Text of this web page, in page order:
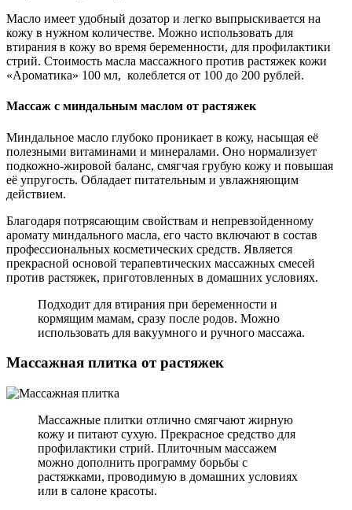
Масло имеет удобный дозатор и легко выпрыскивается на
кожу в нужном количестве. Можно использовать для
втирания в кожу во время беременности, для профилактики
стрий. Стоимость масла массажного против растяжек кожи
«Ароматика» 100 мл, колеблется от 100 до 200 рублей.
Массаж с миндальным маслом от растяжек
Миндальное масло глубоко проникает в кожу, насыщая её
полезными витаминами и минералами. Оно нормализует
подкожно-жировой баланс, смягчая грубую кожу и повышая
её упругость. Обладает питательным и увлажняющим
действием.
Благодаря потрясающим свойствам и непревзойденному
аромату миндального масла, его часто включают в состав
профессиональных косметических средств. Является
прекрасной основой терапевтических массажных смесей
против растяжек, приготовленных в домашних условиях.
Подходит для втирания при беременности и
кормящим мамам, сразу после родов. Можно
использовать для вакуумного и ручного массажа.
Массажная плитка от растяжек
Массажные плитки отлично смягчают жирную
кожу и питают сухую. Прекрасное средство для
профилактики стрий. Плиточным массажем
можно дополнить программу борьбы с
растяжками, проводимую в домашних условиях
или в салоне красоты.